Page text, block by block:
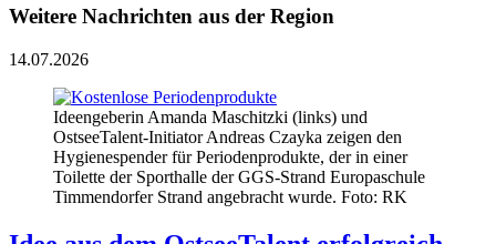
Weitere Nachrichten aus der Region
14.07.2026
Ideengeberin Amanda Maschitzki (links) und
OstseeTalent-Initiator Andreas Czayka zeigen den
Hygienespender für Periodenprodukte, der in einer
Toilette der Sporthalle der GGS-Strand Europaschule
Timmendorfer Strand angebracht wurde. Foto: RK